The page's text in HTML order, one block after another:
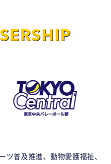
ツ普及推進、動物愛護福祉、